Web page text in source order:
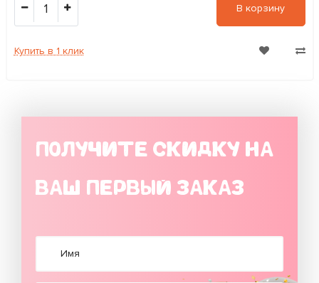
1 В корзину
Купить в 1 клик
ПОЛУЧИТЕ СКИДКУ НА
ВАШ ПЕРВЫЙ ЗАКАЗ
Имя